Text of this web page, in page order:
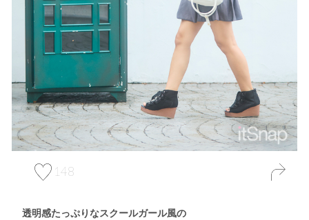
148
透明感たっぷりなスクールガール風の